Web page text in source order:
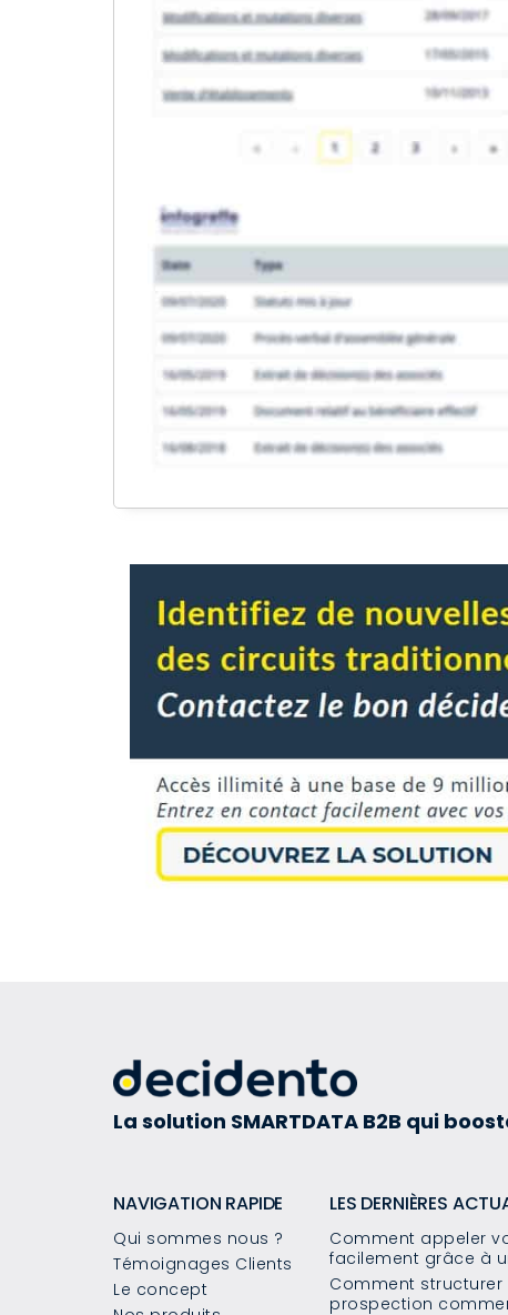
La solution SMARTDATA B2B qui
NAVIGATION RAPIDE
Qui sommes nous ?
Témoignages Clients
Le concept
LES DERNIÈRES
Comment appeler
facilement grâce à
Comment
prospection